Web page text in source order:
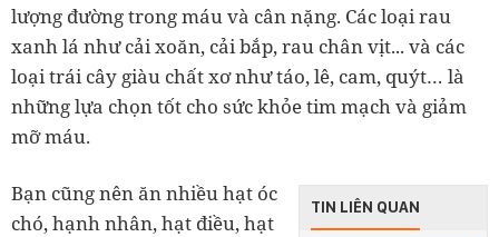
lượng đường trong máu và cân nặng. Các loại rau
xanh lá như cải xoăn, cải bắp, rau chân vịt... và các
loại trái cây giàu chất xơ như táo, lê, cam, quýt… là
những lựa chọn tốt cho sức khỏe tim mạch và giảm
mỡ máu.
TIN LIÊN QUAN
Bạn cũng nên ăn nhiều hạt óc
chó, hạnh nhân, hạt điều, hạt